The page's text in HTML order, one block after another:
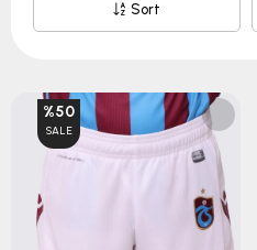
Sort
%50
SALE